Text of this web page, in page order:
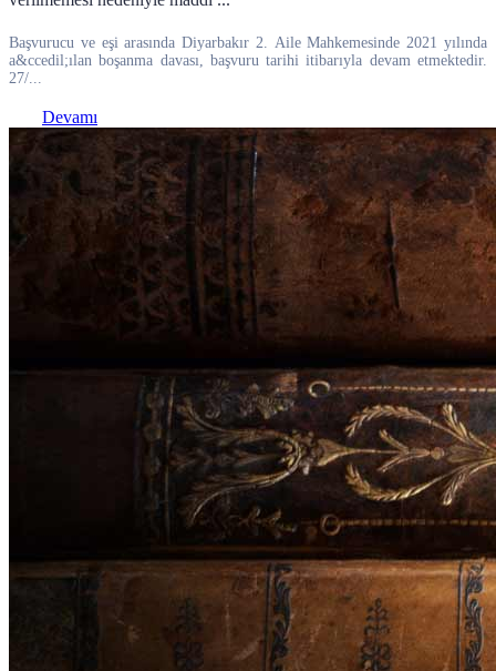
Başvurucu ve eşi arasında Diyarbakır 2. Aile Mahkemesinde 2021 yılında
a&ccedil;ılan boşanma davası, başvuru tarihi itibarıyla devam etmektedir.
27/...
Devamı